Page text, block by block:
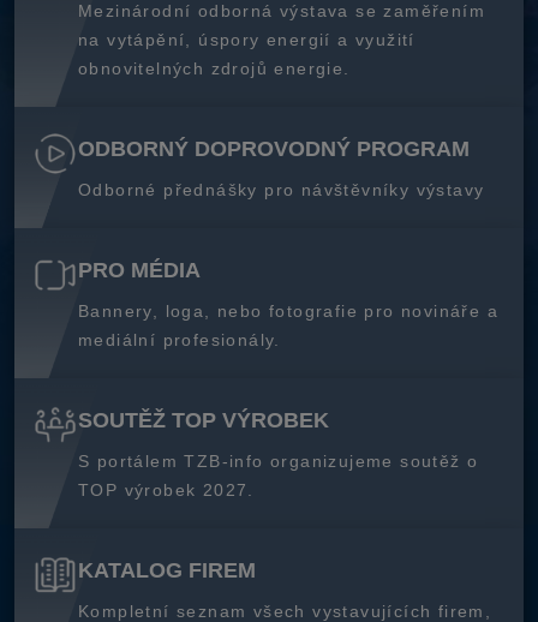
Mezinárodní odborná výstava se zaměřením
na vytápění, úspory energií a využití
obnovitelných zdrojů energie.
ODBORNÝ DOPROVODNÝ PROGRAM
Odborné přednášky pro návštěvníky výstavy
PRO MÉDIA
Bannery, loga, nebo fotografie pro novináře a
mediální profesionály.
SOUTĚŽ TOP VÝROBEK
S portálem TZB-info organizujeme soutěž o
TOP výrobek 2027.
KATALOG FIREM
Kompletní seznam všech vystavujících firem,